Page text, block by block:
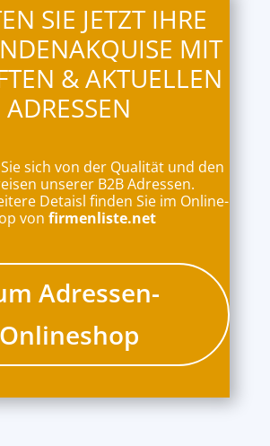
SIE JETZT IHRE
MIT
& AKTUELLEN
ADRESSEN
sich von der Qualität und den
unserer B2B Adressen.
Detaisl finden Sie im Online-
vonfirmenliste.net
Adressen-
Onlineshop